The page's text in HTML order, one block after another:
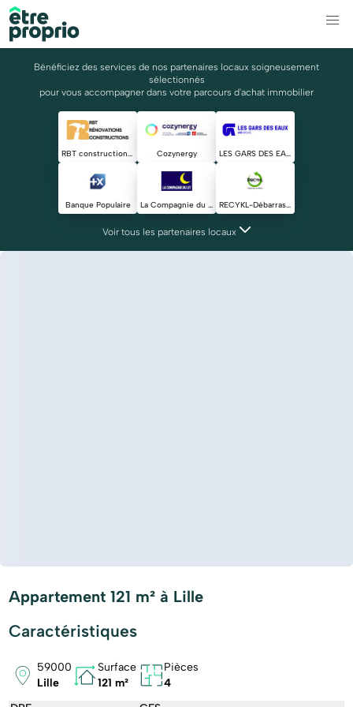
Bénéficiez des services de nos partenaires locaux soigneusement
sélectionnés
pour vous accompagner dans votre parcours d'achat immobilier
RBT constructions & rénovations tout corps d'état Cozynergy LES GARS DES EAUX
Banque Populaire La Compagnie du Lit RECYKL-Débarras du Nord
Voir tous les partenaires locaux
Appartement 121 m² à Lille
Caractéristiques
59000
Lille
Surface
121 m²
Pièces
4